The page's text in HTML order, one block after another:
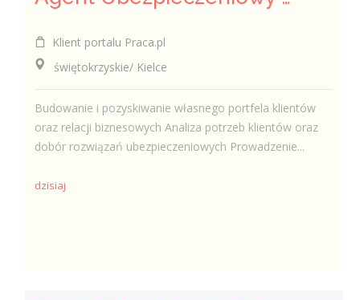
Klient portalu Praca.pl
świętokrzyskie/ Kielce
Budowanie i pozyskiwanie własnego portfela klientów
oraz relacji biznesowych Analiza potrzeb klientów oraz
dobór rozwiązań ubezpieczeniowych Prowadzenie...
dzisiaj